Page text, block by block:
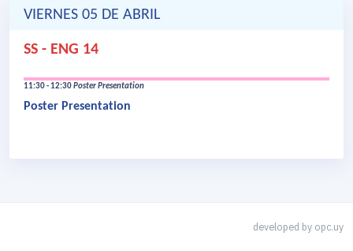
VIERNES 05 DE ABRIL
SS - ENG 14
11:30 - 12:30Poster Presentation
Poster Presentation
developed by opc.uy